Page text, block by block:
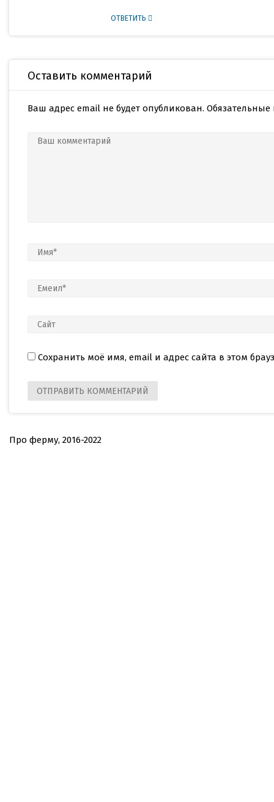
ОТВЕТИТЬ
Оставить комментарий
Ваш адрес email не будет опубликован.
Сохранить моё имя, email и адрес сайта в этом
Про ферму, 2016-2022